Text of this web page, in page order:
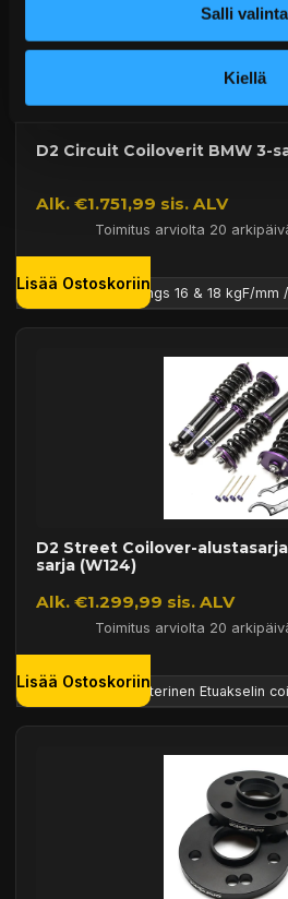
Salli valinta
Kiellä
D2 Circuit Coiloverit BMW 3-
Alk. €1.751,99 sis. ALV
Toimitus arviolta 20
Lisää Ostoskoriin
D2 Street Coilover-
sarja (W124)
Alk. €1.299,99 sis. ALV
Toimitus arviolta 20
Lisää Ostoskoriin